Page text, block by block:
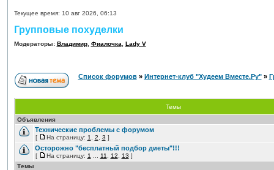
Текущее время: 10 авг 2026, 06:13
Групповые похуделки
Модераторы: Владимир, Фиалочка Lady V
Список форумов» Интернет-клуб "Худеем Вместе.Ру"»
Темы
Объявления
Технические проблемы с форумом
[ На страницу: 1 2 3 ]
Осторожно "бесплатный подбор диеты"!!!
[ На страницу: 1 11 12 13 ]
Темы